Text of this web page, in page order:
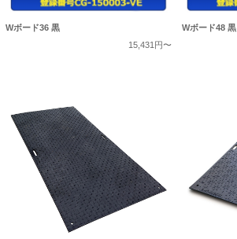
Wボード36 黒
15,431円〜
Wボード48 黒